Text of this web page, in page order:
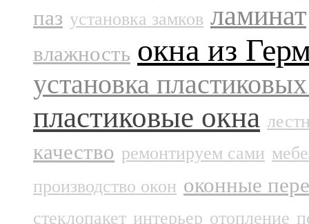
паз установка замков ламинат
влажность окна из
установка
пластиковые окна
качество ремонтируем сами
производство окон оконные
стеклопакет интерьер отопление